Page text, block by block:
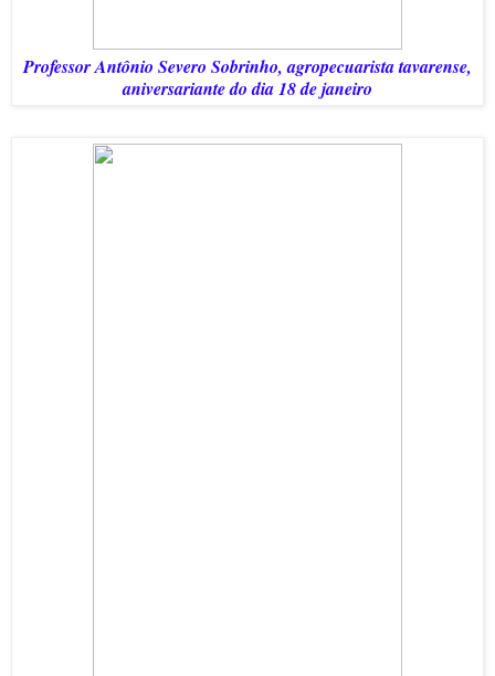
Professor Antônio Severo Sobrinho, agropecuarista tavarense,
aniversariante do dia 18 de janeiro